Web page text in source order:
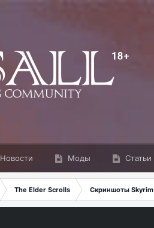
Новости Моды Статьи
The Elder Scrolls Скриншоты Skyrim